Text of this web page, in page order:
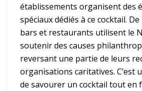
établissements organisent des
spéciaux dédiés à ce cocktail.
bars et restaurants utilisent le
soutenir des causes
reversant une partie de leurs
organisations caritatives. C’est
de savourer un cocktail tout en